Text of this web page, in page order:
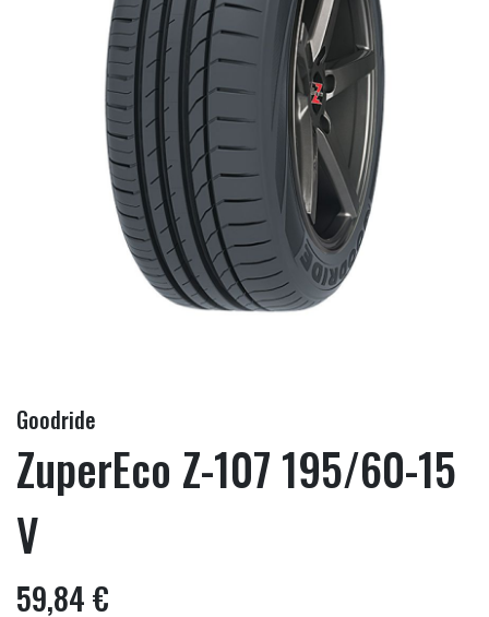
Goodride
ZuperEco Z-107 195/60-15
V
59,84 €